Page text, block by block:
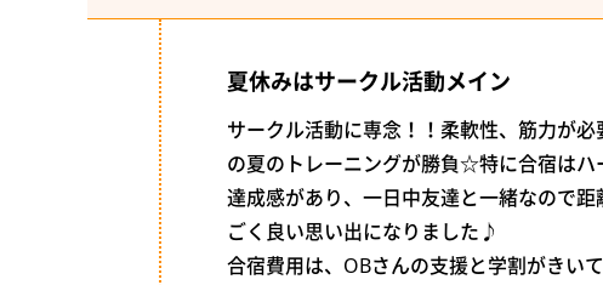
夏休みはサークル活動メイン
サークル活動に専念！！柔軟性、筋力が
の夏のトレーニングが勝負☆特に合宿はハ
達成感があり、一日中友達と一緒なので
ごく良い思い出になりました♪
合宿費用は、OBさんの支援と学割がきいて